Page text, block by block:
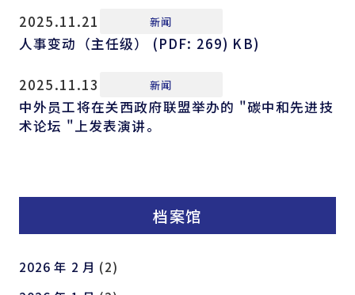
2025.11.21 新闻
人事变动（主任级） (PDF: 269) KB)
2025.11.13 新闻
中外员工将在关西政府联盟举办的 "碳中和先进技
术论坛 "上发表演讲。
档案馆
2026 年 2 月 (2)